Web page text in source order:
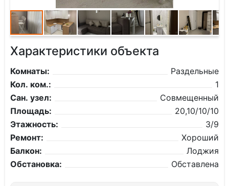
Характеристики объекта
Комнаты:
Раздельные
Кол. ком.:
1
Сан. узел:
Совмещенный
Площадь:
20,10/10/10
Этажность:
3/9
Ремонт:
Хороший
Балкон:
Лоджия
Обстановка:
Обставлена